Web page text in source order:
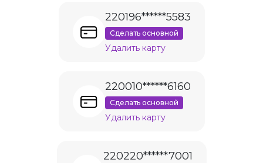
220196******5583
Сделать основной
Удалить карту
220010******6160
Сделать основной
Удалить карту
220220******7001